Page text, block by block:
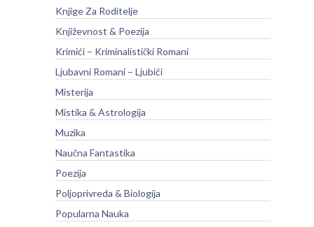
Knjige Za Roditelje
Književnost & Poezija
Krimići – Kriminalistički Romani
Ljubavni Romani – Ljubići
Misterija
Mistika & Astrologija
Muzika
Naučna Fantastika
Poezija
Poljoprivreda & Biologija
Popularna Nauka